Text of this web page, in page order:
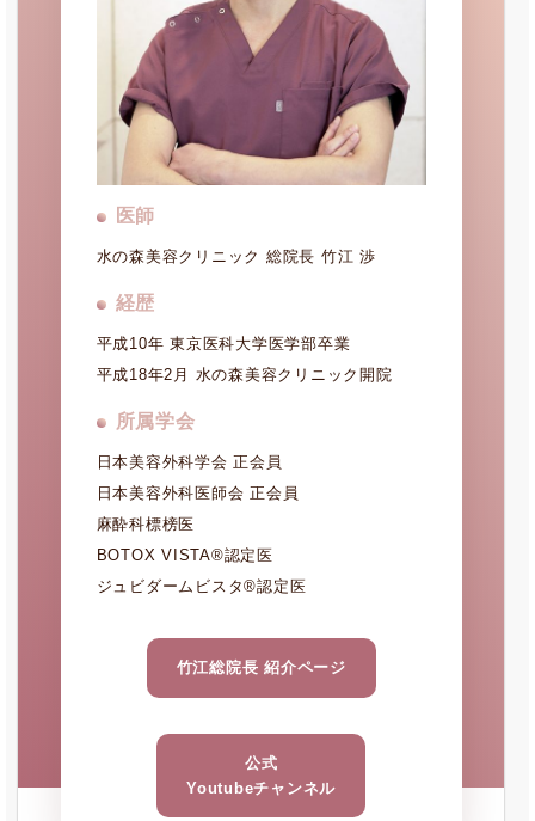
医師
水の森美容クリニック 総院長 竹江 渉
経歴
平成10年 東京医科大学医学部卒業
平成18年2月 水の森美容クリニック開院
所属学会
日本美容外科学会 正会員
日本美容外科医師会 正会員
麻酔科標榜医
BOTOX VISTA®認定医
ジュビダームビスタ®認定医
竹江総院長 紹介ページ
公式
Youtubeチャンネル